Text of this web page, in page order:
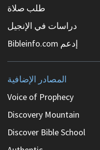
طلب صلاة
دراسات في الإنجيل
إدعم Bibleinfo.com
المصادر الإضافية
Voice of Prophecy
Discovery Mountain
Discover Bible School